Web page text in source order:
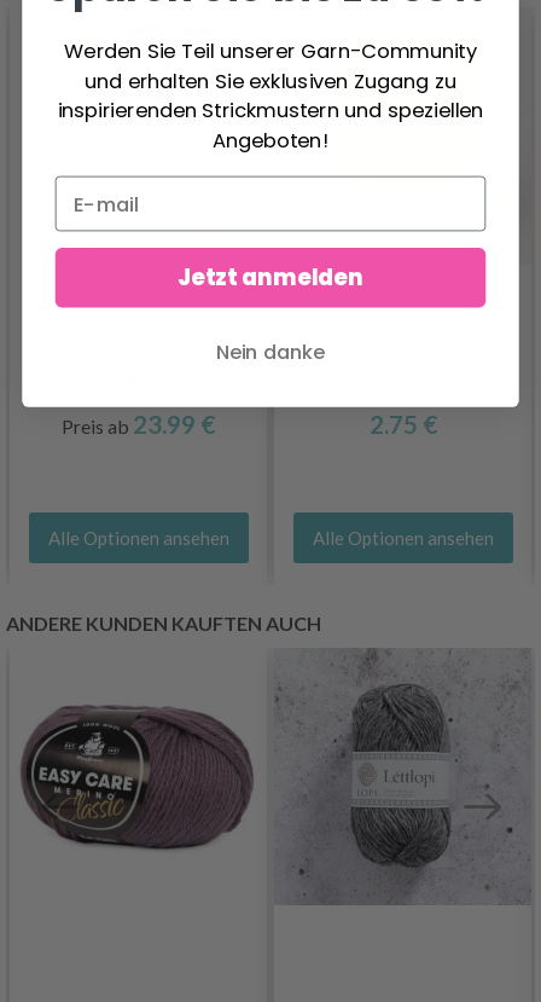
250-17 HAZY DREAM
Preis ab 23.99 €
Alle Optionen ansehen
DROPS BRUSHED
2.75 €
Alle Optionen ansehen
ANDERE KUNDEN KAUFTEN AUCH
Werden Sie Teil unserer Garn-Community
und erhalten Sie exklusiven Zugang zu
inspirierenden Strickmustern und speziellen
Angeboten!
Jetzt anmelden
Nein danke